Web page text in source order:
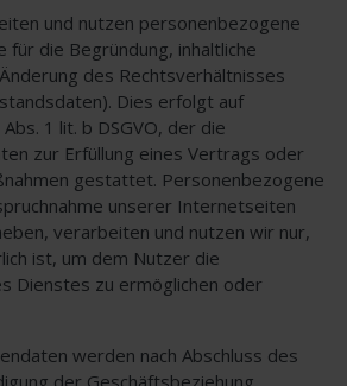
und nutzen personenbezogene
für die Begründung, inhaltliche
des Rechtsverhältnisses
Dies erfolgt auf
1 lit. b DSGVO, der die
zur Erfüllung eines Vertrags oder
gestattet. Personenbezogene
unserer Internetseiten
verarbeiten und nutzen wir nur,
ist, um dem Nutzer die
Dienstes zu ermöglichen oder
werden nach Abschluss des